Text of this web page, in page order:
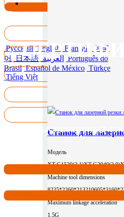
Станок для
Модель
XT-G1530(2.1)XT-G2040(2.0)
Machine tool dimensions
8225*2260*2132
Maximum linkage acceleration
1.5G
Русский English Français
한국
어
日本語 العربية
Português do
Brasil Español de México Türkçe
Tiếng Việt
Высокоточные